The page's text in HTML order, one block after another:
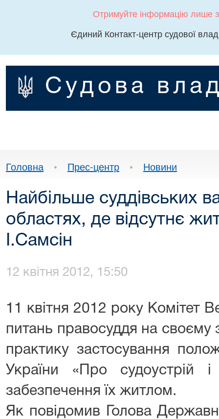
Отримуйте інформацію лише
Єдиний Контакт-центр судової
Судова
Головна • Прес-центр • Новини
Найбільше суддівських
областях, де відсутнє
І.Самсін
12 квітня 2012, 15:50
11 квітня 2012 року Комітет
питань правосуддя на своєму
практику застосування
України «Про судоустрій
забезпечення їх житлом.
Як повідомив Голова